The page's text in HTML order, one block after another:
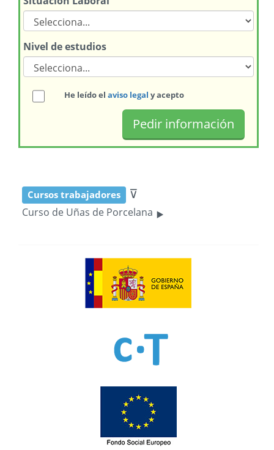
Nivel de estudios
He leído el aviso legal y acepto
Cursos trabajadores ⊽
Curso de Uñas de Porcelana ‣